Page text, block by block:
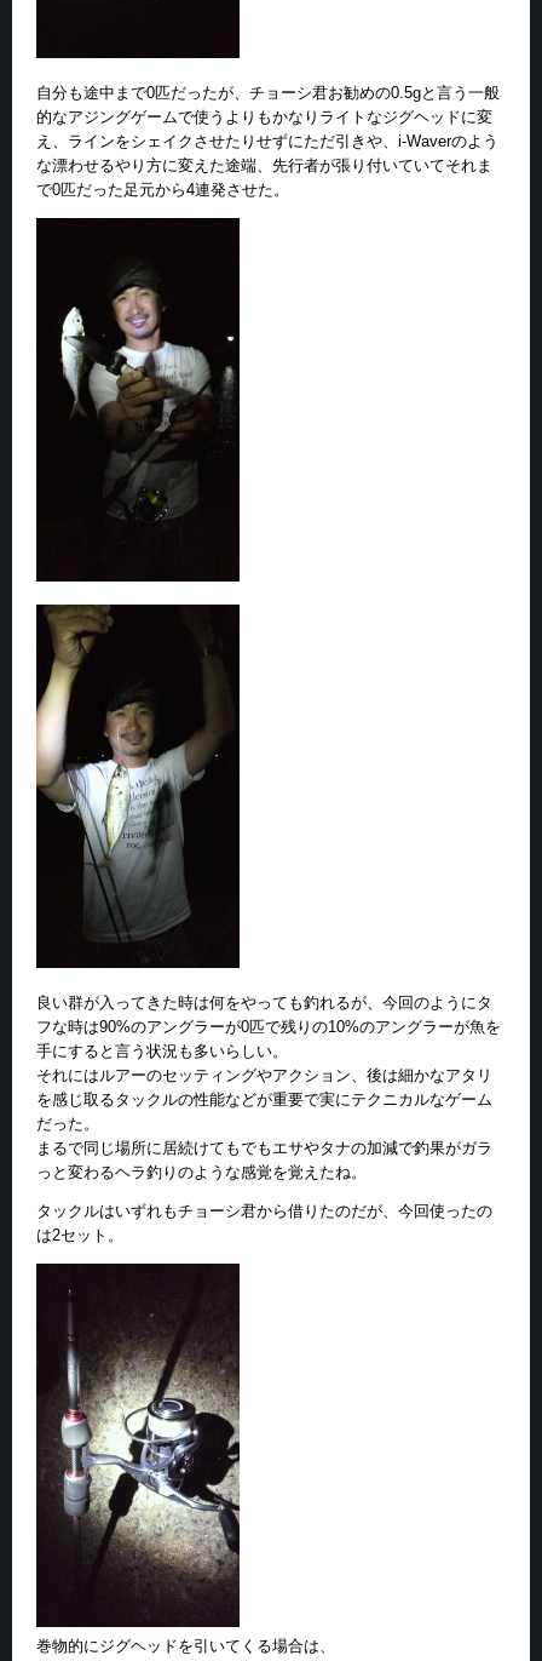
自分も途中まで0匹だったが、チョーシ君お勧めの0.5gと言う一般
的なアジングゲームで使うよりもかなりライトなジグヘッドに変
え、ラインをシェイクさせたりせずにただ引きや、i-Waverのよう
な漂わせるやり方に変えた途端、先行者が張り付いていてそれま
で0匹だった足元から4連発させた。
良い群が入ってきた時は何をやっても釣れるが、今回のようにタ
フな時は90%のアングラーが0匹で残りの10%のアングラーが魚を
手にすると言う状況も多いらしい。
それにはルアーのセッティングやアクション、後は細かなアタリ
を感じ取るタックルの性能などが重要で実にテクニカルなゲーム
だった。
まるで同じ場所に居続けてもでもエサやタナの加減で釣果がガラ
っと変わるヘラ釣りのような感覚を覚えたね。
タックルはいずれもチョーシ君から借りたのだが、今回使ったの
は2セット。
巻物的にジグヘッドを引いてくる場合は、